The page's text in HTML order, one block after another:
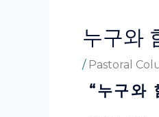
누구와
/ Pastoral
“누구와